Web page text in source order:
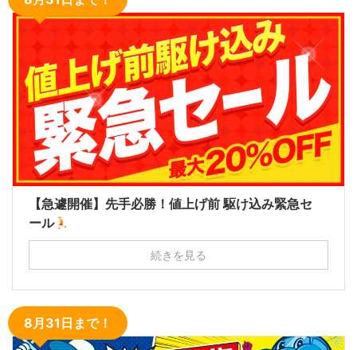
【急遽開催】先手必勝！値上げ前 駆け込み緊急セ
ール
続きを見る
8月31日まで！